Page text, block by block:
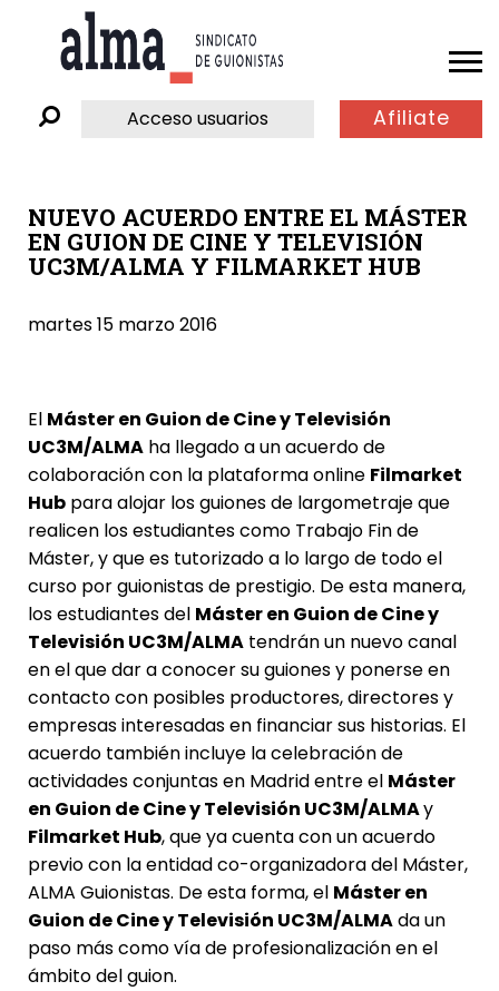
Acceso usuarios Afiliate
NUEVO ACUERDO ENTRE EL MÁSTER
EN GUION DE CINE Y TELEVISIÓN
UC3M/ALMA Y FILMARKET HUB
martes 15 marzo 2016
El Máster en Guion de Cine y Televisión
UC3M/ALMAha llegado a un acuerdo de
colaboración con la plataforma online Filmarket
Hubpara alojar los guiones de largometraje que
realicen los estudiantes como Trabajo Fin de
Máster, y que es tutorizado a lo largo de todo el
curso por guionistas de prestigio. De esta manera,
los estudiantes del Máster en Guion de Cine y
Televisión UC3M/ALMAtendrán un nuevo canal
en el que dar a conocer su guiones y ponerse en
contacto con posibles productores, directores y
empresas interesadas en financiar sus historias. El
acuerdo también incluye la celebración de
actividades conjuntas en Madrid entre el Máster
en Guion de Cine y Televisión UC3M/ALMAy
Filmarket Hub, que ya cuenta con un acuerdo
previo con la entidad co-organizadora del Máster,
ALMA Guionistas. De esta forma, el Máster en
Guion de Cine y Televisión UC3M/ALMAda un
paso más como vía de profesionalización en el
ámbito del guion.